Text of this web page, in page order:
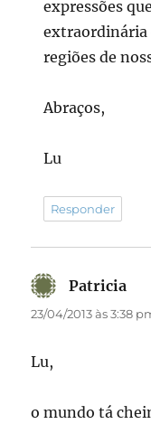
expressões
extraordinária
regiões de
Abraços,
Lu
Responder
Patricia
23/04/2013 às 3:38
Lu,
o mundo tá